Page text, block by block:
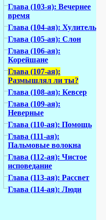
Глава (103-я): Вечернее
время
Глава (104-ая): Хулитель
Глава (105-ая): Слон
Глава (106-ая):
Корейшане
Глава (107-ая):
Размышлял ли ты?
Глава (108-ая): Кевсер
Глава (109-ая):
Неверные
Глава (110-ая): Помощь
Глава (111-ая):
Пальмовые волокна
Глава (112-ая): Чистое
исповедание
Глава (113-ая): Рассвет
Глава (114-ая): Люди